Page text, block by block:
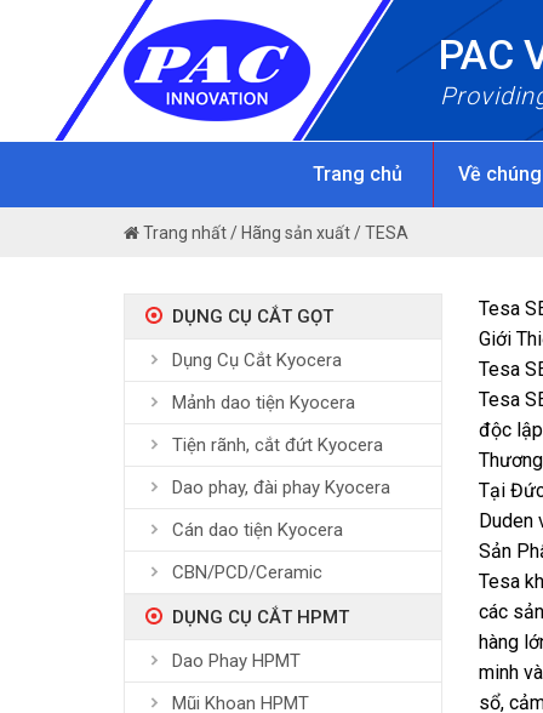
PAC
Trang chủ Về
Trang nhất/ Hãng sản xuất/TESA
DỤNG CỤ CẮT GỌT
Dụng Cụ Cắt Kyocera
Mảnh dao tiện Kyocera
Tiện rãnh, cắt đứt Kyocera
Dao phay, đài phay Kyocera
Cán dao tiện Kyocera
CBN/PCD/Ceramic
DỤNG CỤ CẮT HPMT
Dao Phay HPMT
Mũi Khoan HPMT
Tesa
Giới
Tesa
Tesa
độc
Tại
Duden
Sản
Tesa
các
hàng
minh
sổ,